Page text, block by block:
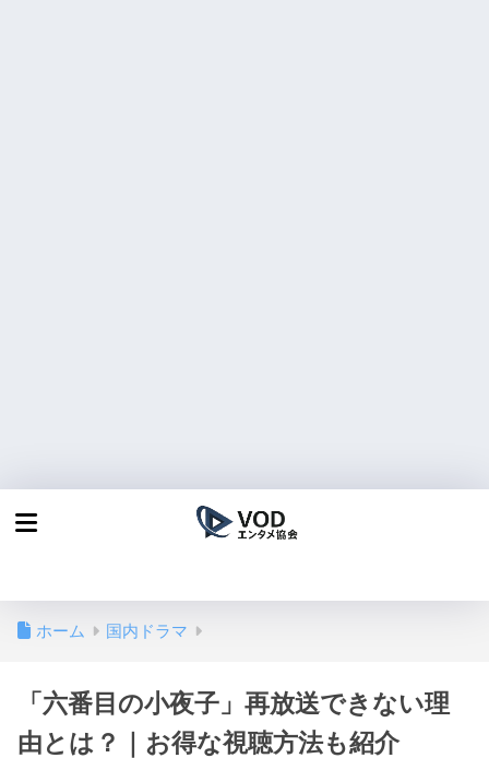
ホーム 国内ドラマ
「六番目の小夜子」再放送できない理
由とは？｜お得な視聴方法も紹介